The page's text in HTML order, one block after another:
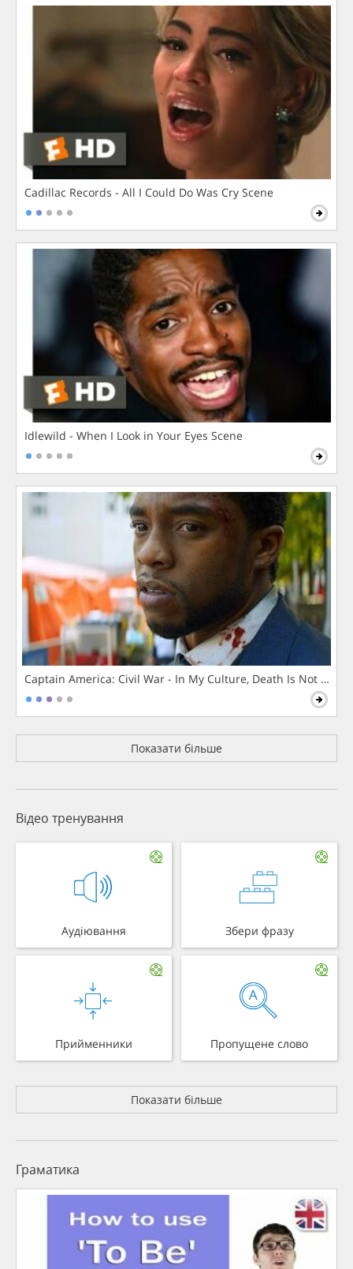
Cadillac Records - All I Could Do Was Cry Scene
Idlewild - When I Look in Your Eyes Scene
Captain America: Civil War - In My Culture, Death Is Not The
Показати більше
Відео тренування
Аудіювання Збери фразу
Прийменники Пропущене слово
Показати більше
Граматика